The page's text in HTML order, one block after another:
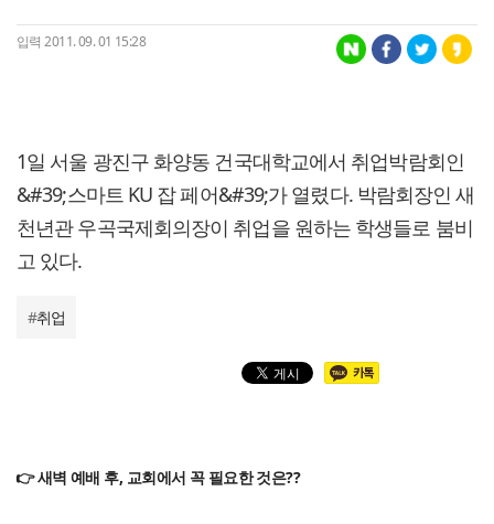
입력 2011. 09. 01 15:28
1일 서울 광진구 화양동 건국대학교에서 취업박람회인
&#39;스마트 KU 잡 페어&#39;가 열렸다. 박람회장인 새
천년관 우곡국제회의장이 취업을 원하는 학생들로 붐비
고 있다.
#취업
👉 새벽 예배 후, 교회에서 꼭 필요한 것은??